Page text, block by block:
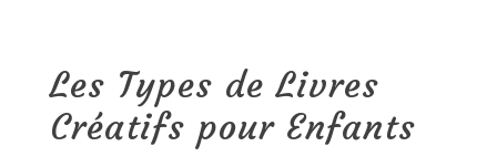
Les Types de Livres
Créatifs pour Enfants